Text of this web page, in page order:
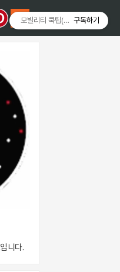
니다.
모빌리티 쿡팁(Mobility
구독하기